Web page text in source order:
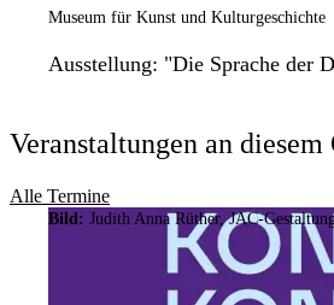
Museum für Kunst und Kulturgeschichte
Ausstellung: "Die Sprache der
Veranstaltungen an diesem
Alle Termine
Bild: Judith Anna Rüther, JAC-